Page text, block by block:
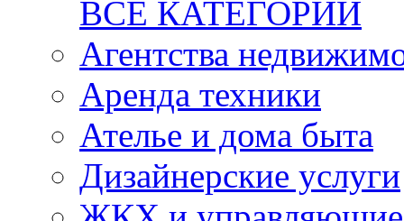
ВСЕ КАТЕГОРИИ
Агентства
Аренда техники
Ателье и дома быта
Дизайнерские услуги